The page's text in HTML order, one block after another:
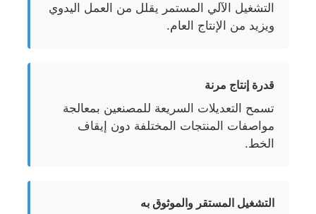
سحب الجهاز
آلة لف الكابلات
آلة إزالة الطحن
التشغيل الآلي المستمر يقلل من العمل اليدوي
ويزيد من الإنتاج العام.
قدرة إنتاج مرنة
تسمح التعديلات السريعة للمصنعين بمعالجة
مواصفات المنتجات المختلفة دون إيقاف
الخط.
التشغيل المستقر والموثوق به